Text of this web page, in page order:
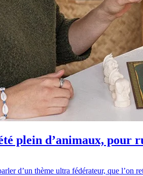
plein d’animaux, pour
d’un thème ultra fédérateur, que l’on